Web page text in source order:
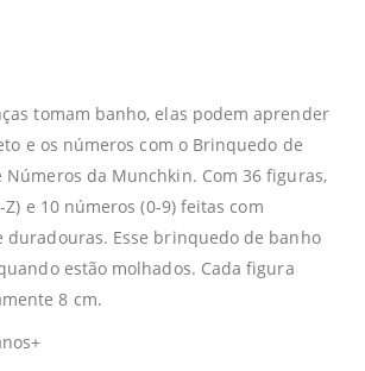
tomam banho, elas podem aprender
e os números com o Brinquedo de
Números da Munchkin. Com 36 figuras,
e 10 números (0-9) feitas com
duradouras. Esse brinquedo de banho
estão molhados. Cada figura
8 cm.